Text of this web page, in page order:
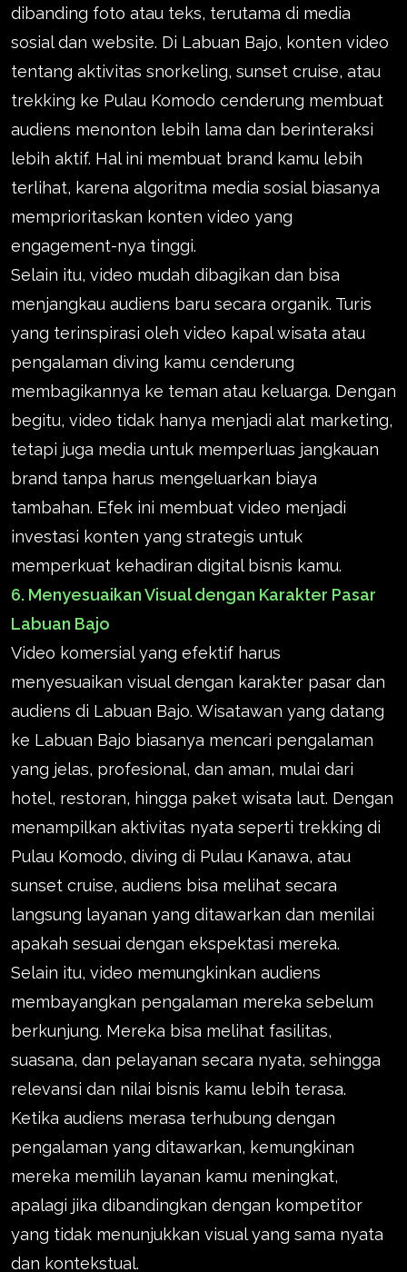
dibanding foto atau teks, terutama di media
sosial dan website. Di Labuan Bajo, konten video
tentang aktivitas snorkeling, sunset cruise, atau
trekking ke Pulau Komodo cenderung membuat
audiens menonton lebih lama dan berinteraksi
lebih aktif. Hal ini membuat brand kamu lebih
terlihat, karena algoritma media sosial biasanya
memprioritaskan konten video yang
engagement-nya tinggi.
Selain itu, video mudah dibagikan dan bisa
menjangkau audiens baru secara organik. Turis
yang terinspirasi oleh video kapal wisata atau
pengalaman diving kamu cenderung
membagikannya ke teman atau keluarga. Dengan
begitu, video tidak hanya menjadi alat marketing,
tetapi juga media untuk memperluas jangkauan
brand tanpa harus mengeluarkan biaya
tambahan. Efek ini membuat video menjadi
investasi konten yang strategis untuk
memperkuat kehadiran digital bisnis kamu.
6. Menyesuaikan Visual dengan Karakter Pasar
Labuan Bajo
Video komersial yang efektif harus
menyesuaikan visual dengan karakter pasar dan
audiens di Labuan Bajo. Wisatawan yang datang
ke Labuan Bajo biasanya mencari pengalaman
yang jelas, profesional, dan aman, mulai dari
hotel, restoran, hingga paket wisata laut. Dengan
menampilkan aktivitas nyata seperti trekking di
Pulau Komodo, diving di Pulau Kanawa, atau
sunset cruise, audiens bisa melihat secara
langsung layanan yang ditawarkan dan menilai
apakah sesuai dengan ekspektasi mereka.
Selain itu, video memungkinkan audiens
membayangkan pengalaman mereka sebelum
berkunjung. Mereka bisa melihat fasilitas,
suasana, dan pelayanan secara nyata, sehingga
relevansi dan nilai bisnis kamu lebih terasa.
Ketika audiens merasa terhubung dengan
pengalaman yang ditawarkan, kemungkinan
mereka memilih layanan kamu meningkat,
apalagi jika dibandingkan dengan kompetitor
yang tidak menunjukkan visual yang sama nyata
dan kontekstual.